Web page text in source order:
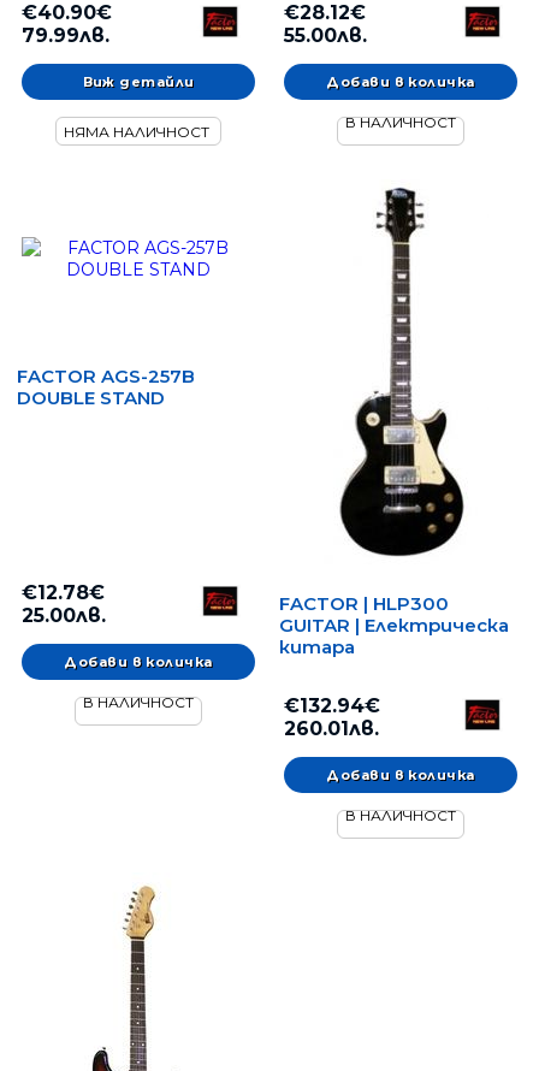
€40.90€
79.99лв.
Виж детайли
НЯМА НАЛИЧНОСТ
€28.12€
55.00лв.
В НАЛИЧНОСТ
FACTOR AGS-257B
DOUBLE STAND
€12.78€
25.00лв.
В НАЛИЧНОСТ
FACTOR | HLP300
GUITAR | Електрическа
китара
€132.94€
260.01лв.
В НАЛИЧНОСТ